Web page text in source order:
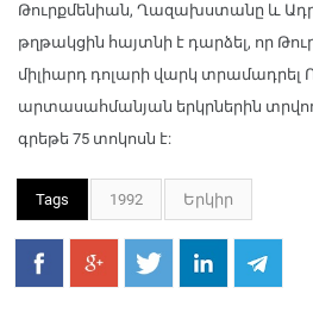
Թուրքմենիան, Ղազախստանը և
թղթակցին հայտնի է դարձել, որ
միլիարդ դոլարի վարկ
արտասահմանյան երկրներին
գրեթե 75 տոկոսն է:
Tags 1992 Երկիր